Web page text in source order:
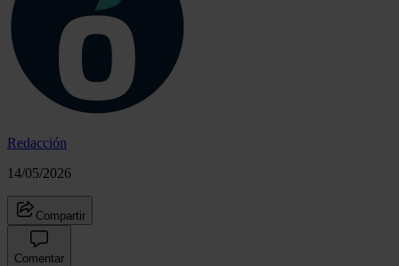
Redacción
14/05/2026
Compartir
Comentar